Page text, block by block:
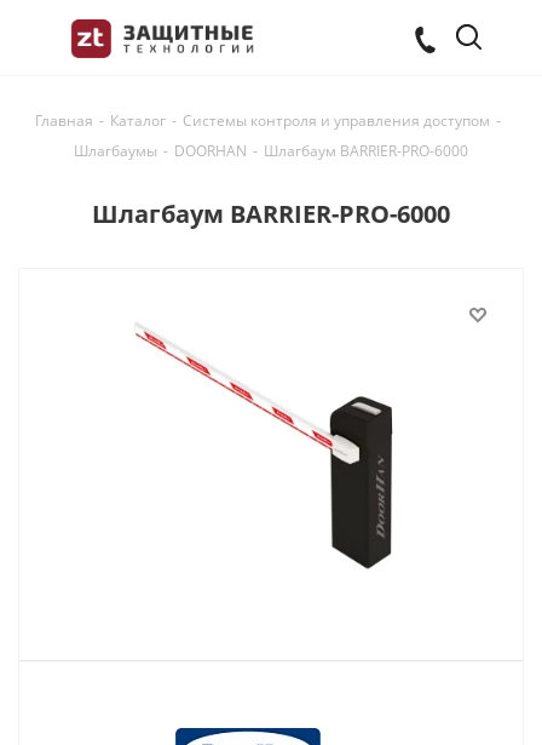
Главная - Каталог - Системы контроля и управления доступом -
Шлагбаумы - DOORHAN - Шлагбаум BARRIER-PRO-6000
Шлагбаум BARRIER-PRO-6000